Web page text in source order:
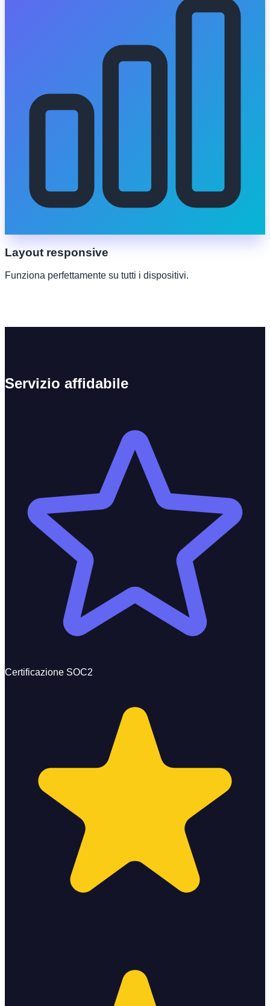
Layout responsive
Funziona perfettamente su tutti i dispositivi.
Servizio affidabile
Certificazione SOC2